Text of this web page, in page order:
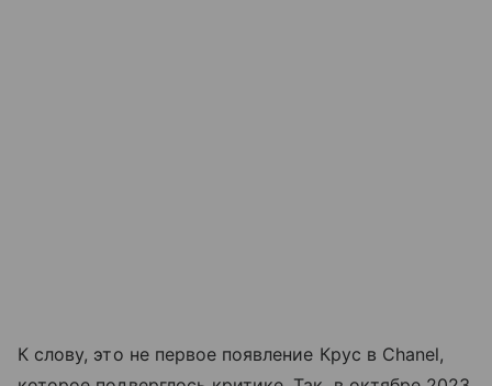
К слову, это не первое появление Крус в Chanel,